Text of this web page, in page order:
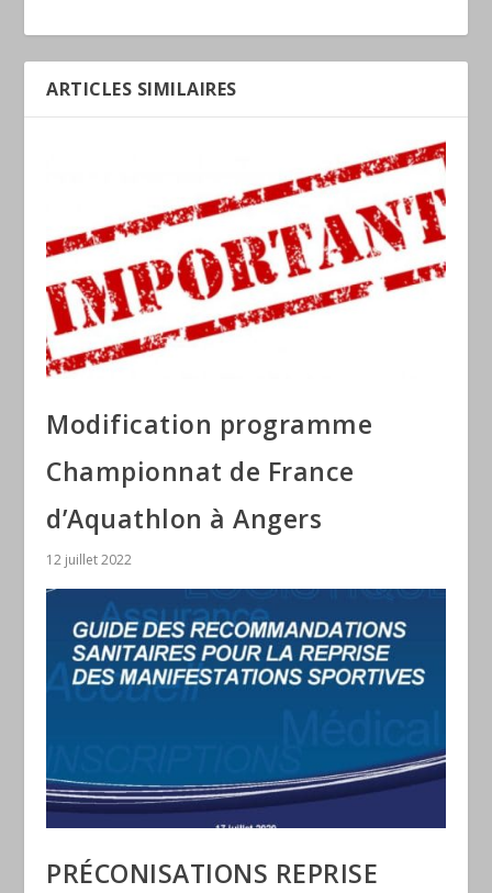
ARTICLES SIMILAIRES
Modification programme
Championnat de France
d’Aquathlon à Angers
12 juillet 2022
PRÉCONISATIONS REPRISE